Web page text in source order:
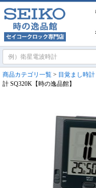
商品カテゴリ一覧 > 目覚まし時計
計 SQ320K【時の逸品館】